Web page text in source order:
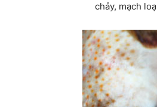
chảy, mạch